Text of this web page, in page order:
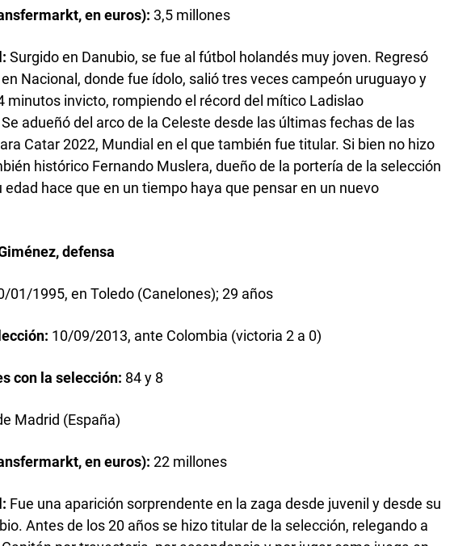
en euros): 3,5 millones
Surgido en Danubio, se fue al fútbol holandés muy joven. Regresó
Nacional, donde fue ídolo, salió tres veces campeón uruguayo y
minutos invicto, rompiendo el récord del mítico Ladislao
adueñó del arco de la Celeste desde las últimas fechas de las
Catar 2022, Mundial en el que también fue titular. Si bien no hizo
histórico Fernando Muslera, dueño de la portería de la selección
edad hace que en un tiempo haya que pensar en un nuevo
defensa
01/1995, en Toledo (Canelones); 29 años
10/09/2013, ante Colombia (victoria 2 a 0)
con la selección: 84 y 8
Madrid (España)
en euros):22 millones
Fue una aparición sorprendente en la zaga desde juvenil y desde su
Antes de los 20 años se hizo titular de la selección, relegando a